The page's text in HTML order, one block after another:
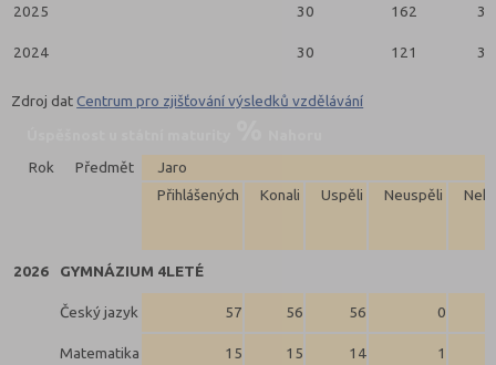
2025 30 162 30
2024 30 121 30
Zdroj datCentrum pro zjišťování výsledků vzdělávání
Rok
Předmět
Jaro
Přihlášených
Konali Uspěli Neuspěli
2026 GYMNÁZIUM 4LETÉ
Český jazyk 57 56 56 0
Matematika 15 15 14 1